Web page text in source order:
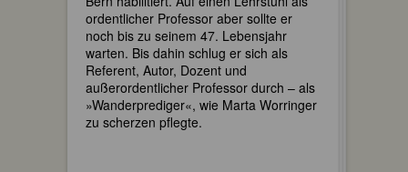
ordentlicher Professor aber sollte er
noch bis zu seinem 47. Lebensjahr
warten. Bis dahin schlug er sich als
Referent, Autor, Dozent und
außerordentlicher Professor durch – als
»Wanderprediger«, wie Marta Worringer
zu scherzen pflegte.